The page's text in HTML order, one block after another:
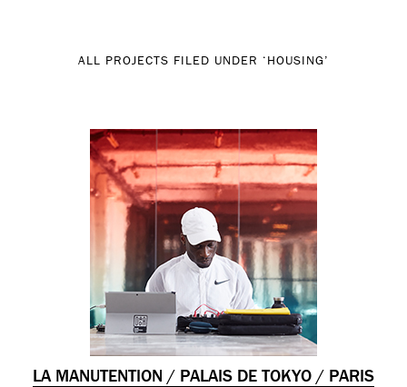
ALL PROJECTS FILED UNDER ‘HOUSING’
LA MANUTENTION / PALAIS DE TOKYO / PARIS